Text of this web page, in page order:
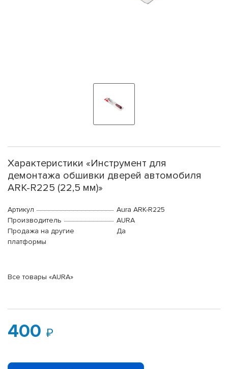
Характеристики «Инструмент для
демонтажа обшивки дверей автомобиля
ARK-R225 (22,5 мм)»
Артикул
Aura ARK-R225
Производитель
AURA
Продажа на другие
платформы
Да
Все товары «AURA»
400